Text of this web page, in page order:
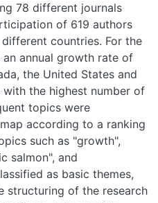
topics were represented
a ranking of centrality and
"survival", "sterility",
gigas" were classified
for the structuring of
These data
trends in triploidy studies
to future studies in this
marinhos;Bibliometria